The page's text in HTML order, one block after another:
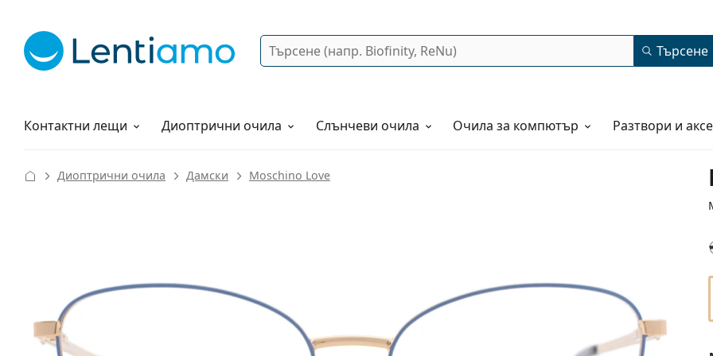
Търсене Търсене
Контактни лещи
Разтвори Диоптрични очила Слънчеви очила Очила за компютър Разтвори и
Как да поръчам?
Диоптрични очила Дамски Moschino Love